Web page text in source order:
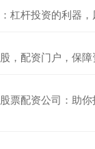
杠杆投资的利器
，配资门户，保
票配资公司：助